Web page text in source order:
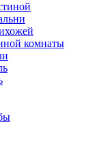
комнаты